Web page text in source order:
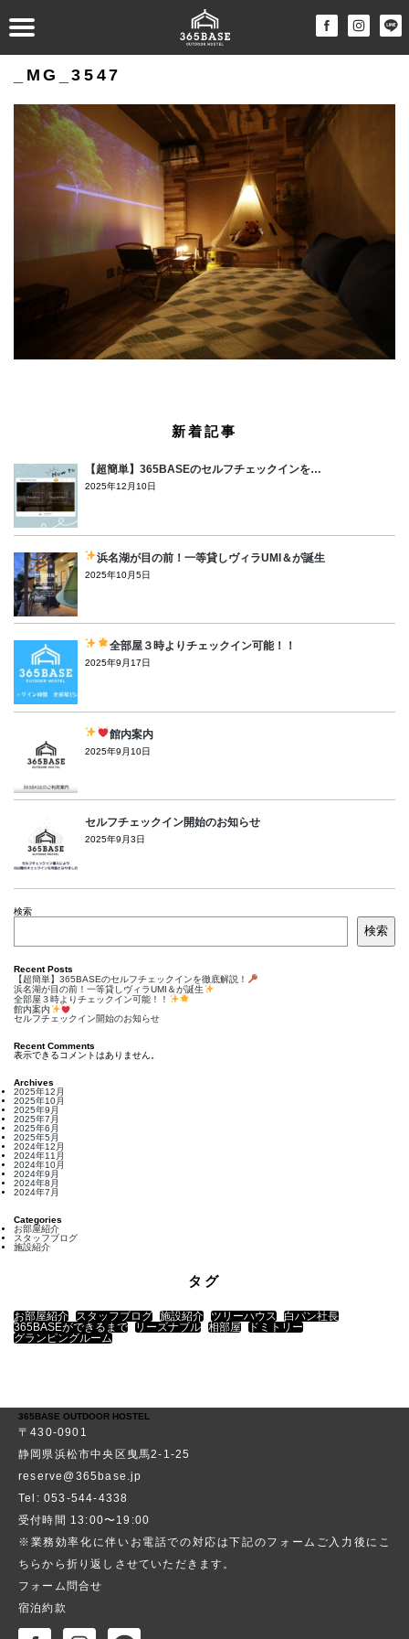
_MG_3547
新着記事
【超簡単】365BASEのセルフチェックインを…
2025年12月10日
浜名湖が目の前！一等貸しヴィラUMI＆が誕生
2025年10月5日
全部屋３時よりチェックイン可能！！
2025年9月17日
館内案内
2025年9月10日
セルフチェックイン開始のお知らせ
2025年9月3日
検索
検索
Recent Posts
【超簡単】365BASEのセルフチェックインを徹底解説！
浜名湖が目の前！一等貸しヴィラUMI＆が誕生
全部屋３時よりチェックイン可能！！
館内案内
セルフチェックイン開始のお知らせ
Recent Comments
表示できるコメントはありません。
Archives
2025年12月
2025年10月
2025年9月
2025年7月
2025年6月
2025年5月
2024年12月
2024年11月
2024年10月
2024年9月
2024年8月
2024年7月
Categories
お部屋紹介
スタッフブログ
施設紹介
タグ
お部屋紹介 スタッフブログ 施設紹介 ツリーハウス 白パン社長
365BASEができるまで リーズナブル 相部屋 ドミトリー
グランピングルーム
365BASE OUTDOOR HOSTEL
〒430-0901
静岡県浜松市中央区曳馬2-1-25
reserve@365base.jp
Tel: 053-544-4338
受付時間 13:00〜19:00
※業務効率化に伴いお電話での対応は下記のフォームご入力後にこ
ちらから折り返しさせていただきます。
フォーム問合せ
宿泊約款